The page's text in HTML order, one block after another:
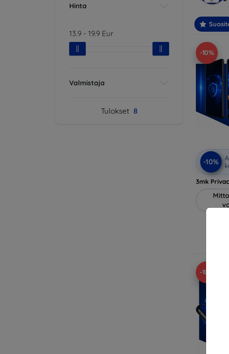
Hinta
13.9 - 19.9 Eur
Valmistaja
Tulokset 8
-10%
-10%
3mk
-10%